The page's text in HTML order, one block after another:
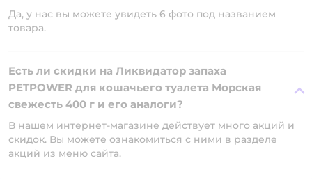
Да, у нас вы можете увидеть 6 фото под названием
товара.
Есть ли скидки на Ликвидатор запаха
PETPOWER для кошачьего туалета Морская
свежесть 400 г и его аналоги?
В нашем интернет-магазине действует много акций и
скидок. Вы можете ознакомиться с ними в разделе
акций из меню сайта.